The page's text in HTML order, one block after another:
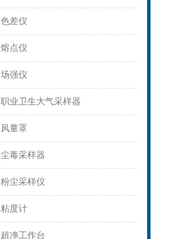
色差仪
熔点仪
场强仪
职业卫生大气采样器
风量罩
尘毒采样器
粉尘采样仪
粘度计
超净工作台